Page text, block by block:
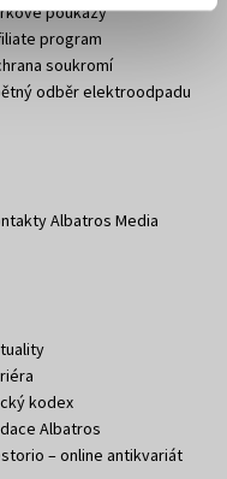
poukazy
program
soukromí
odběr elektroodpadu
Albatros Media
kodex
Albatros
– online antikvariát